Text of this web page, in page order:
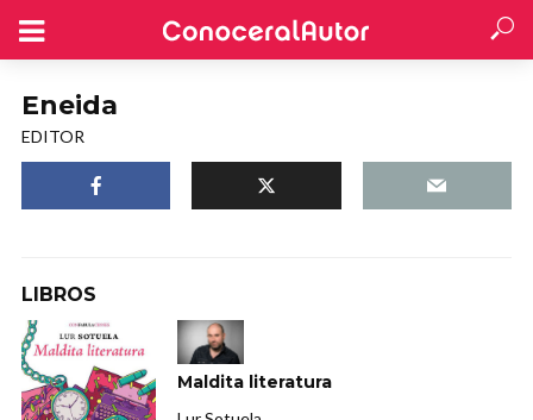
Eneida
EDITOR
LIBROS
Maldita literatura